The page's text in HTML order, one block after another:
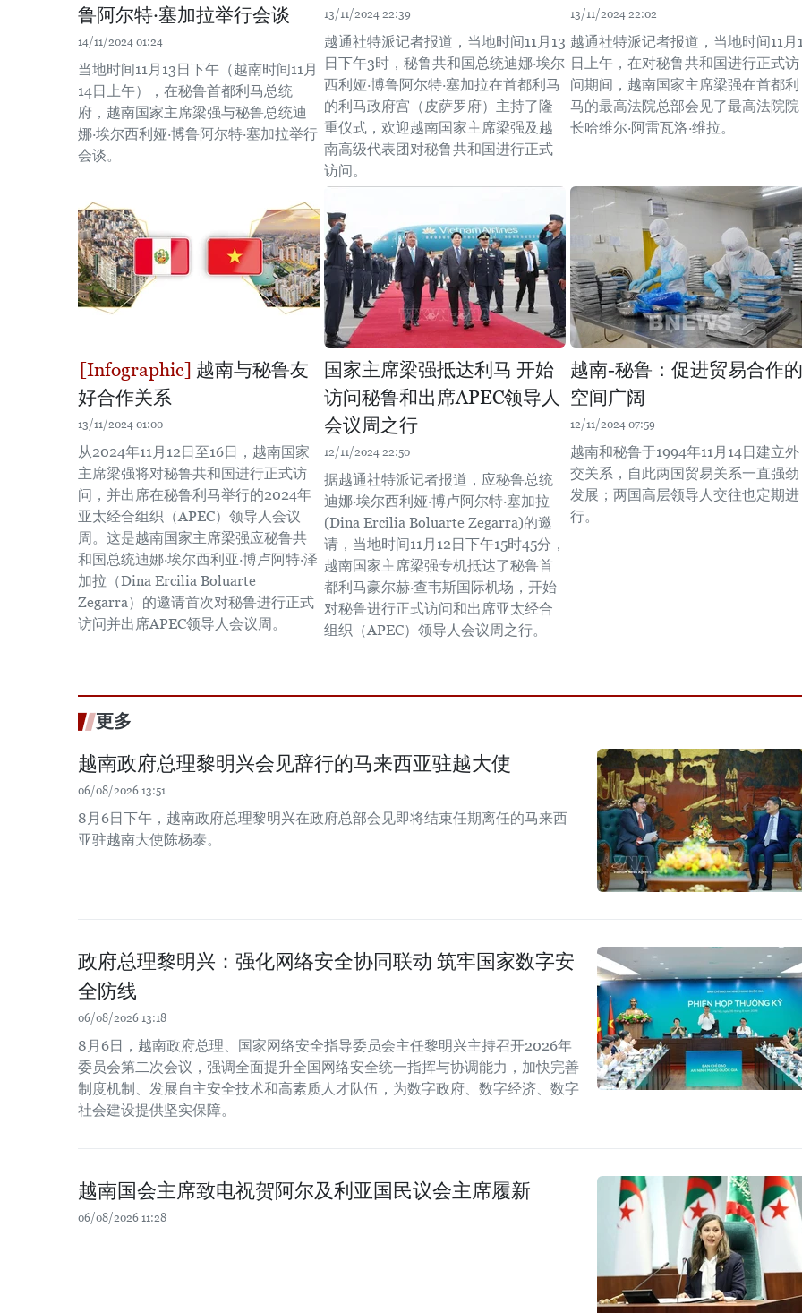
鲁阿尔特·塞加拉举行会谈
14/11/2024 01:24
当地时间11月13日下午（越南时间11月
14日上午），在秘鲁首都利马总统
府，越南国家主席梁强与秘鲁总统迪
娜·埃尔西利娅·博鲁阿尔特·塞加拉举行
会谈。
13/11/2024 22:39
越通社特派记者报道，当地时间11月13
日下午3时，秘鲁共和国总统迪娜·埃尔
西利娅·博鲁阿尔特·塞加拉在首都利马
的利马政府宫（皮萨罗府）主持了隆
重仪式，欢迎越南国家主席梁强及越
南高级代表团对秘鲁共和国进行正式
访问。
13/11/2024 22:02
越通社特派记者报道，当地时间11月
日上午，在对秘鲁共和国进行正式访
问期间，越南国家主席梁强在首都利
马的最高法院总部会见了最高法院院
长哈维尔·阿雷瓦洛·维拉。
越南与秘鲁友
好合作关系
13/11/2024 01:00
从2024年11月12日至16日，越南国家
主席梁强将对秘鲁共和国进行正式访
问，并出席在秘鲁利马举行的2024年
亚太经合组织（APEC）领导人会议
周。这是越南国家主席梁强应秘鲁共
和国总统迪娜·埃尔西利亚·博卢阿特·泽
加拉（Dina Ercilia Boluarte
Zegarra）的邀请首次对秘鲁进行正式
访问并出席APEC领导人会议周。
国家主席梁强抵达利马 开始
访问秘鲁和出席APEC领导人
会议周之行
12/11/2024 22:50
据越通社特派记者报道，应秘鲁总统
迪娜·埃尔西利娅·博卢阿尔特·塞加拉
(Dina Ercilia Boluarte Zegarra)的邀
请，当地时间11月12日下午15时45分，
越南国家主席梁强专机抵达了秘鲁首
都利马豪尔赫·查韦斯国际机场，开始
对秘鲁进行正式访问和出席亚太经合
组织（APEC）领导人会议周之行。
越南-秘鲁：促进贸易合作的
空间广阔
12/11/2024 07:59
越南和秘鲁于1994年11月14日建立外
交关系，自此两国贸易关系一直强劲
发展；两国高层领导人交往也定期进
行。
更多
越南政府总理黎明兴会见辞行的马来西亚驻越大使
06/08/2026 13:51
8月6日下午，越南政府总理黎明兴在政府总部会见即将结束任期离任的马来西
亚驻越南大使陈杨泰。
政府总理黎明兴：强化网络安全协同联动 筑牢国家数字安
全防线
06/08/2026 13:18
8月6日，越南政府总理、国家网络安全指导委员会主任黎明兴主持召开2026年
委员会第二次会议，强调全面提升全国网络安全统一指挥与协调能力，加快完善
制度机制、发展自主安全技术和高素质人才队伍，为数字政府、数字经济、数字
社会建设提供坚实保障。
越南国会主席致电祝贺阿尔及利亚国民议会主席履新
06/08/2026 11:28